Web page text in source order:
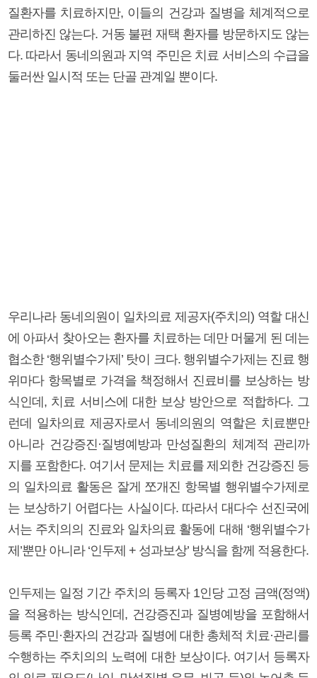
질환자를 치료하지만, 이들의 건강과 질병을 체계적으로
관리하진 않는다. 거동 불편 재택 환자를 방문하지도 않는
다. 따라서 동네의원과 지역 주민은 치료 서비스의 수급을
둘러싼 일시적 또는 단골 관계일 뿐이다.
우리나라 동네의원이 일차의료 제공자(주치의) 역할 대신
에 아파서 찾아오는 환자를 치료하는 데만 머물게 된 데는
협소한 ‘행위별수가제’ 탓이 크다. 행위별수가제는 진료 행
위마다 항목별로 가격을 책정해서 진료비를 보상하는 방
식인데, 치료 서비스에 대한 보상 방안으로 적합하다. 그
런데 일차의료 제공자로서 동네의원의 역할은 치료뿐만
아니라 건강증진·질병예방과 만성질환의 체계적 관리까
지를 포함한다. 여기서 문제는 치료를 제외한 건강증진 등
의 일차의료 활동은 잘게 쪼개진 항목별 행위별수가제로
는 보상하기 어렵다는 사실이다. 따라서 대다수 선진국에
서는 주치의의 진료와 일차의료 활동에 대해 ‘행위별수가
제’뿐만 아니라 ‘인두제 + 성과보상’ 방식을 함께 적용한다.
인두제는 일정 기간 주치의 등록자 1인당 고정 금액(정액)
을 적용하는 방식인데, 건강증진과 질병예방을 포함해서
등록 주민·환자의 건강과 질병에 대한 총체적 치료·관리를
수행하는 주치의의 노력에 대한 보상이다. 여기서 등록자